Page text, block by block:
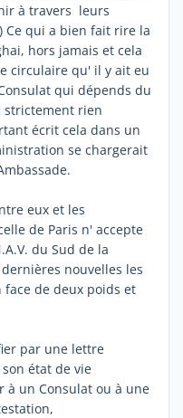
à travers leurs
Ce qui a bien fait rire la
hors jamais et cela
circulaire qu' il y ait eu
qui dépends du
strictement rien
écrit cela dans un
se chargerait
eux et les
de Paris n' accepte
du Sud de la
nouvelles les
de deux poids et
par une lettre
état de vie
à un Consulat ou à une